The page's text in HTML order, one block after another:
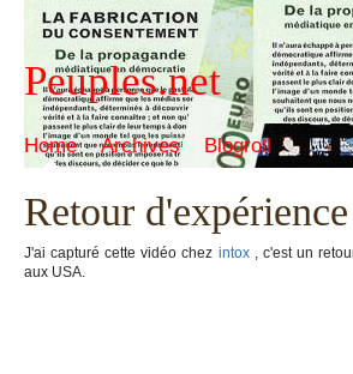
Peuples.net
Home Archives Blogroll
Retour
J'ai capturé cette vidéo chez intox , c'est un
aux USA.